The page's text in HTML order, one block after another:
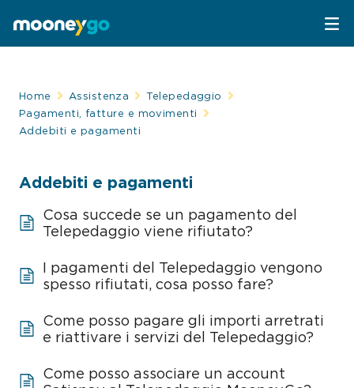
Parcheggia con MooneyGo
Parcheggi in struttura
Mobilità
Trasporto pubblico
Mobility sharing
Telepedaggio
Telepedaggio
Parcheggi convenzionati
Traghetto Stretto Messina
Assistenza Stradale
Attrazioni
Home Assistenza
Telepedaggio
Pagamenti, fatture e movimenti
Addebiti e pagamenti
Addebiti e pagamenti
Cosa succede se un pagamento del
Telepedaggio viene rifiutato?
I pagamenti del Telepedaggio vengono
spesso rifiutati, cosa posso fare?
Come posso pagare gli importi arretrati
e riattivare i servizi del Telepedaggio?
Come posso associare un account